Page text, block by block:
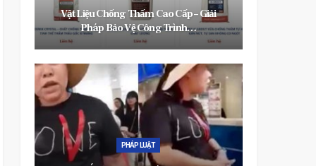
Vật Liệu Chống Thấm Cao Cấp – Giải
Pháp Bảo Vệ Công Trình…
PHÁP LUẬT